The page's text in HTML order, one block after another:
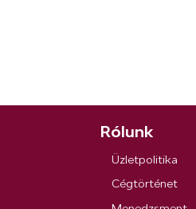
Rólunk
Üzletpolitika
Cégtörténet